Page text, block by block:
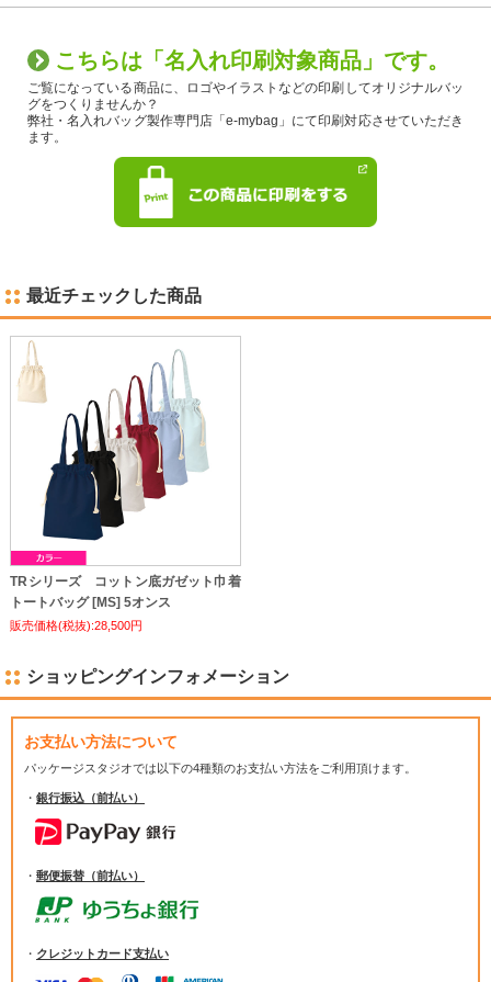
こちらは「名入れ印刷対象商品」です。
ご覧になっている商品に、ロゴやイラストなどの印刷してオリジナルバッ
グをつくりませんか？
弊社・名入れバッグ製作専門店「e-mybag」にて印刷対応させていただき
ます。
最近チェックした商品
TRシリーズ コットン底ガゼット巾着
トートバッグ [MS] 5オンス
販売価格(税抜):28,500円
ショッピングインフォメーション
お支払い方法について
パッケージスタジオでは以下の4種類のお支払い方法をご利用頂けます。
・ 銀行振込（前払い）
・ 郵便振替（前払い）
・ クレジットカード支払い